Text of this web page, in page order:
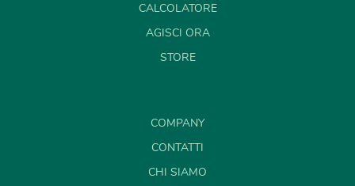
CALCOLATORE
AGISCI ORA
STORE
COMPANY
CONTATTI
CHI SIAMO